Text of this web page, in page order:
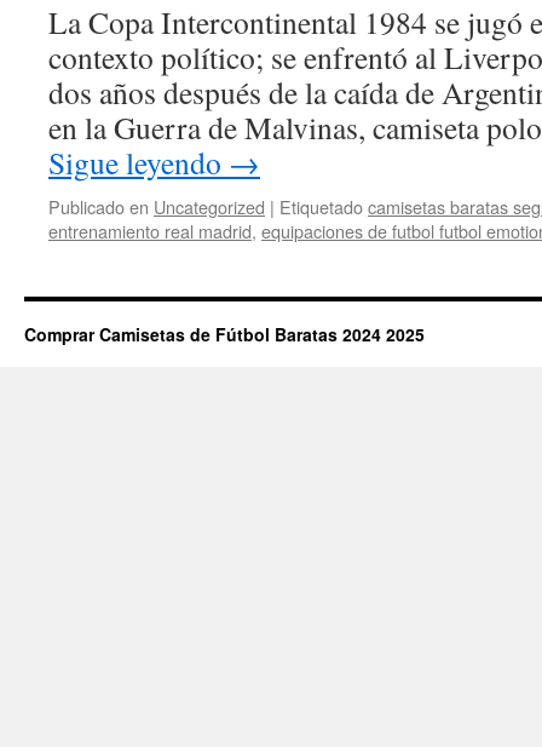
La Copa Intercontinental 1984 se jugó
contexto político; se enfrentó al
dos años después de la caída de
en la Guerra de Malvinas, camiseta
Sigue leyendo →
Publicado en Uncategorized | Etiquetadocamisetas baratas
entrenamiento real madrid, equipaciones de futbol futbol
Comprar Camisetas de Fútbol Baratas 2024 2025